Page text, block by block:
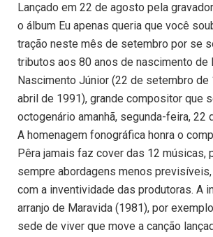
Lançado em 22 de agosto pela
o álbum Eu apenas queria que você
tração neste mês de setembro por se
tributos aos 80 anos de nascimento de
Nascimento Júnior (22 de setembro de
abril de 1991), grande compositor que
octogenário amanhã, segunda-feira, 22
A homenagem fonográfica honra o
Pêra jamais faz cover das 12 músicas,
sempre abordagens menos
com a inventividade das produtoras. A
arranjo de Maravida (1981), por
sede de viver que move a canção